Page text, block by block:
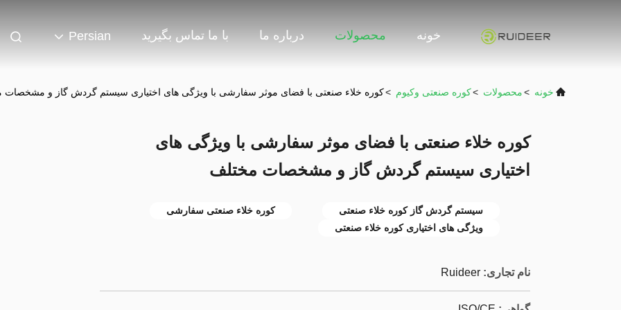
خونه محصولات درباره ما با ما تماس بگیرید Persian
خونه >محصولات >کوره صنعتی وکیوم >کوره خلاء صنعتی با فضای موثر سفارشی با ویژگی های اختیاری سیستم گردش گاز و مشخصات
کوره خلاء صنعتی با فضای موثر سفارشی با ویژگی های
اختیاری سیستم گردش گاز و مشخصات مختلف
سیستم گردش گاز کوره خلاء صنعتی
کوره خلاء صنعتی سفارشی
ویژگی های اختیاری کوره خلاء صنعتی
نام تجاری: Ruideer